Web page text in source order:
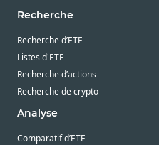
Recherche
Recherche d’ETF
Listes d'ETF
Recherche d’actions
Recherche de crypto
Analyse
Comparatif d’ETF